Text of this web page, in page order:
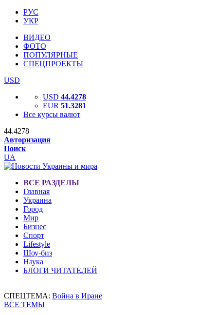
РУС
УКР
ВИДЕО
ФОТО
ПОПУЛЯРНЫЕ
СПЕЦПРОЕКТЫ
USD
USD 44.4278
EUR 51.3281
Все курсы валют
44.4278
Авторизация
Поиск
UA
ВСЕ РАЗДЕЛЫ
Главная
Украина
Город
Мир
Бизнес
Спорт
Lifestyle
Шоу-биз
Наука
БЛОГИ ЧИТАТЕЛЕЙ
СПЕЦТЕМА: Война в Иране
ВСЕ ТЕМЫ